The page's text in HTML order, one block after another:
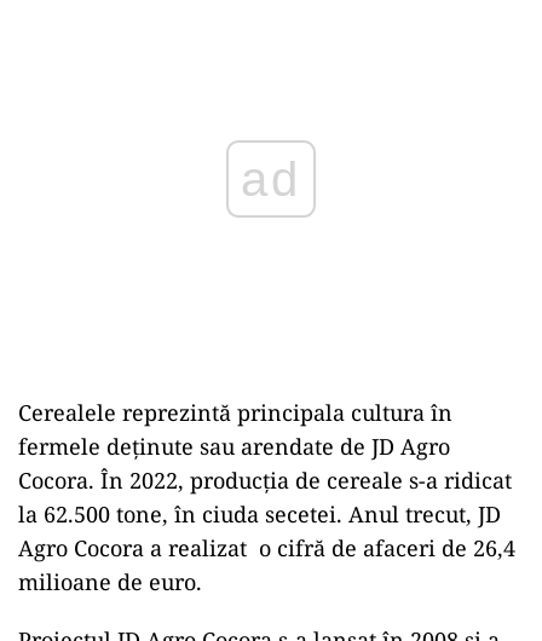
ad
Cerealele reprezintă principala cultura în
fermele deţinute sau arendate de JD Agro
Cocora. În 2022, producția de cereale s-a ridicat
la 62.500 tone, în ciuda secetei. Anul trecut, JD
Agro Cocora a realizat o cifră de afaceri de 26,4
milioane de euro.